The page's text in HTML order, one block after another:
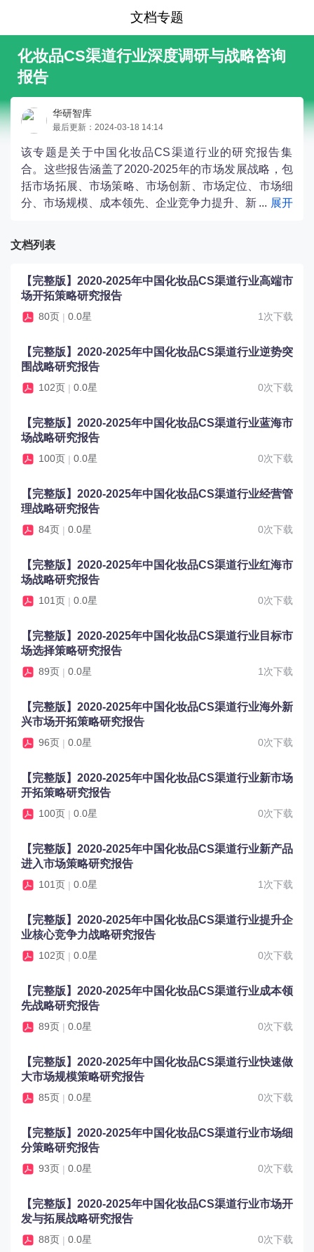
文档专题
化妆品CS渠道行业深度调研与战略咨询
报告
华研智库
最后更新：2024-03-18 14:14
该专题是关于中国化妆品CS渠道行业的研究报告集
合。这些报告涵盖了2020-2025年的市场发展战略，包
括市场拓展、市场策略、市场创新、市场定位、市场细
分、市场规模、成本领先、企业竞争力提升、新
市场选择、红海市场、经营管理、蓝海市场、逆势突围
和高端市场开拓等方面的研究。这些报告提供了对中国
文档列表
【完整版】2020-2025年中国化妆品CS渠道行业高端市
场开拓策略研究报告
80页 | 0.0星 1次下载
【完整版】2020-2025年中国化妆品CS渠道行业逆势突
围战略研究报告
102页 | 0.0星 0次下载
【完整版】2020-2025年中国化妆品CS渠道行业蓝海市
场战略研究报告
100页 | 0.0星 0次下载
【完整版】2020-2025年中国化妆品CS渠道行业经营管
理战略研究报告
84页 | 0.0星 0次下载
【完整版】2020-2025年中国化妆品CS渠道行业红海市
场战略研究报告
101页 | 0.0星 0次下载
【完整版】2020-2025年中国化妆品CS渠道行业目标市
场选择策略研究报告
89页 | 0.0星 1次下载
【完整版】2020-2025年中国化妆品CS渠道行业海外新
兴市场开拓策略研究报告
96页 | 0.0星 0次下载
【完整版】2020-2025年中国化妆品CS渠道行业新市场
开拓策略研究报告
100页 | 0.0星 0次下载
【完整版】2020-2025年中国化妆品CS渠道行业新产品
进入市场策略研究报告
101页 | 0.0星 1次下载
【完整版】2020-2025年中国化妆品CS渠道行业提升企
业核心竞争力战略研究报告
102页 | 0.0星 0次下载
【完整版】2020-2025年中国化妆品CS渠道行业成本领
先战略研究报告
89页 | 0.0星 0次下载
【完整版】2020-2025年中国化妆品CS渠道行业快速做
大市场规模策略研究报告
85页 | 0.0星 0次下载
【完整版】2020-2025年中国化妆品CS渠道行业市场细
分策略研究报告
93页 | 0.0星 0次下载
【完整版】2020-2025年中国化妆品CS渠道行业市场开
发与拓展战略研究报告
88页 | 0.0星 0次下载